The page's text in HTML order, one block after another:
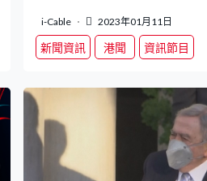
i-Cable 2023年01月11日
新聞資訊 港聞 資訊節目